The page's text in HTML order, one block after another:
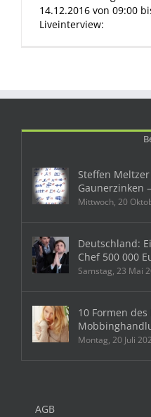
14.12.2016 von 09:00
Liveinterview:
Steffen Meltzer
Gaunerzinken
Mittwoch, 20
Deutschland:
Chef 500 000
Samstag, 23 Mai
10 Formen
Montag, 20 Juli
AGB